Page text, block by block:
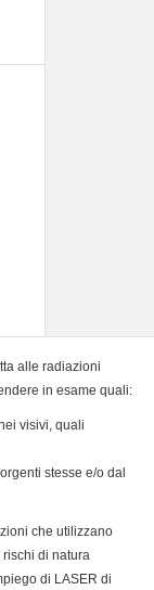
alle radiazioni
in esame quali:
visivi, quali
stesse e/o dal
che utilizzano
rischi di natura
di LASER di